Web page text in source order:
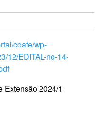
coafe/wp-
12/EDITAL-no-14-
Extensão 2024/1